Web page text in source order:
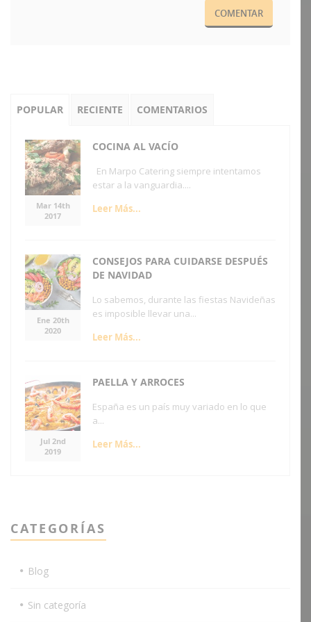
POPULAR RECIENTE COMENTARIOS
Mar 14th
2017
COCINA AL VACÍO
En Marpo Catering siempre intentamos
estar a la vanguardia....
Leer Más...
Ene 20th
2020
CONSEJOS PARA CUIDARSE DESPUÉS
DE NAVIDAD
Lo sabemos, durante las fiestas Navideñas
es imposible llevar una...
Leer Más...
Jul 2nd
2019
PAELLA Y ARROCES
España es un país muy variado en lo que
a...
Leer Más...
CATEGORÍAS
Blog
Sin categoría